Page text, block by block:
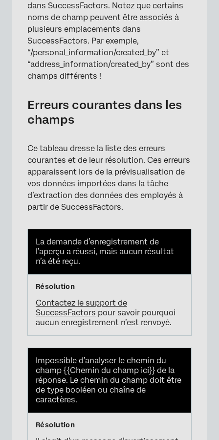
dans SuccessFactors. Notez que certains
noms de champ peuvent être associés à
plusieurs emplacements dans
SuccessFactors. Par exemple,
“/personal_information/created_by” et
“address_information/created_by” sont des
champs différents !
Erreurs courantes dans les
champs
Ce tableau dresse la liste des erreurs
courantes et de leur résolution. Ces erreurs
apparaissent lors de la prévisualisation de
vos données importées dans la tâche
d’extraction des données des employés à
partir de SuccessFactors.
La demande d’enregistrement de
l’aperçu a réussi, mais aucun résultat
n’a été reçu.
Contactez le support de
SuccessFactors pour savoir pourquoi
aucun enregistrement n’est renvoyé.
Impossible d’analyser le chemin du
champ {{Chemin du champ ici}} de la
réponse. Le chemin du champ doit être
de type booléen ou chaîne de
caractères.